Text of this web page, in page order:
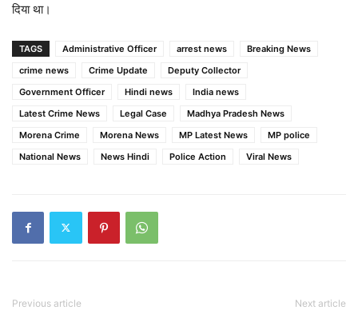
दिया था।
TAGS Administrative Officer arrest news
Breaking News
crime news
Crime Update
Deputy Collector
Government Officer
Hindi news
India news
Latest Crime News
Legal Case
Madhya Pradesh News
Morena Crime
Morena News MP Latest News
MP police
National News
News Hindi Police Action Viral News
Previous article Next article